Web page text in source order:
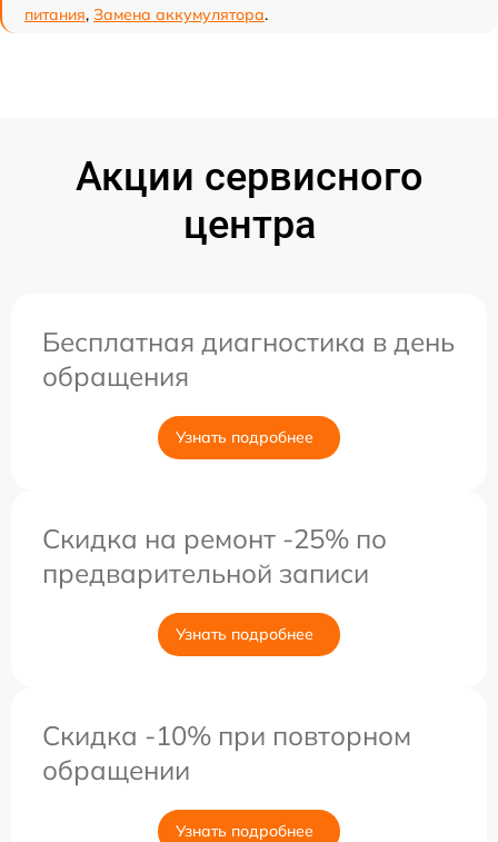
питания, Замена аккумулятора.
Акции сервисного
центра
Бесплатная диагностика в день
обращения
Узнать подробнее
Скидка на ремонт -25% по
предварительной записи
Узнать подробнее
Скидка -10% при повторном
обращении
Узнать подробнее